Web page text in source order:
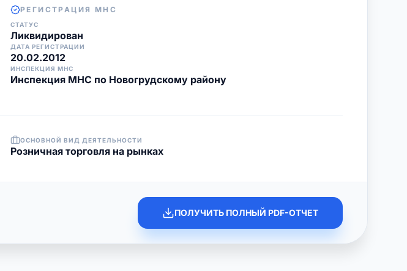
РЕГИСТРАЦИЯ МНС
СТАТУС
Ликвидирован
ДАТА РЕГИСТРАЦИИ
20.02.2012
ИНСПЕКЦИЯ МНС
Инспекция МНС по Новогрудскому району
ОСНОВНОЙ ВИД ДЕЯТЕЛЬНОСТИ
Розничная торговля на рынках
ПОЛУЧИТЬ ПОЛНЫЙ PDF-ОТЧЕТ